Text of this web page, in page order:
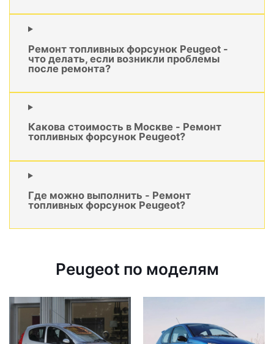
Ремонт топливных форсунок Peugeot -
что делать, если возникли проблемы
после ремонта?
Какова стоимость в Москве - Ремонт
топливных форсунок Peugeot?
Где можно выполнить - Ремонт
топливных форсунок Peugeot?
Peugeot по моделям